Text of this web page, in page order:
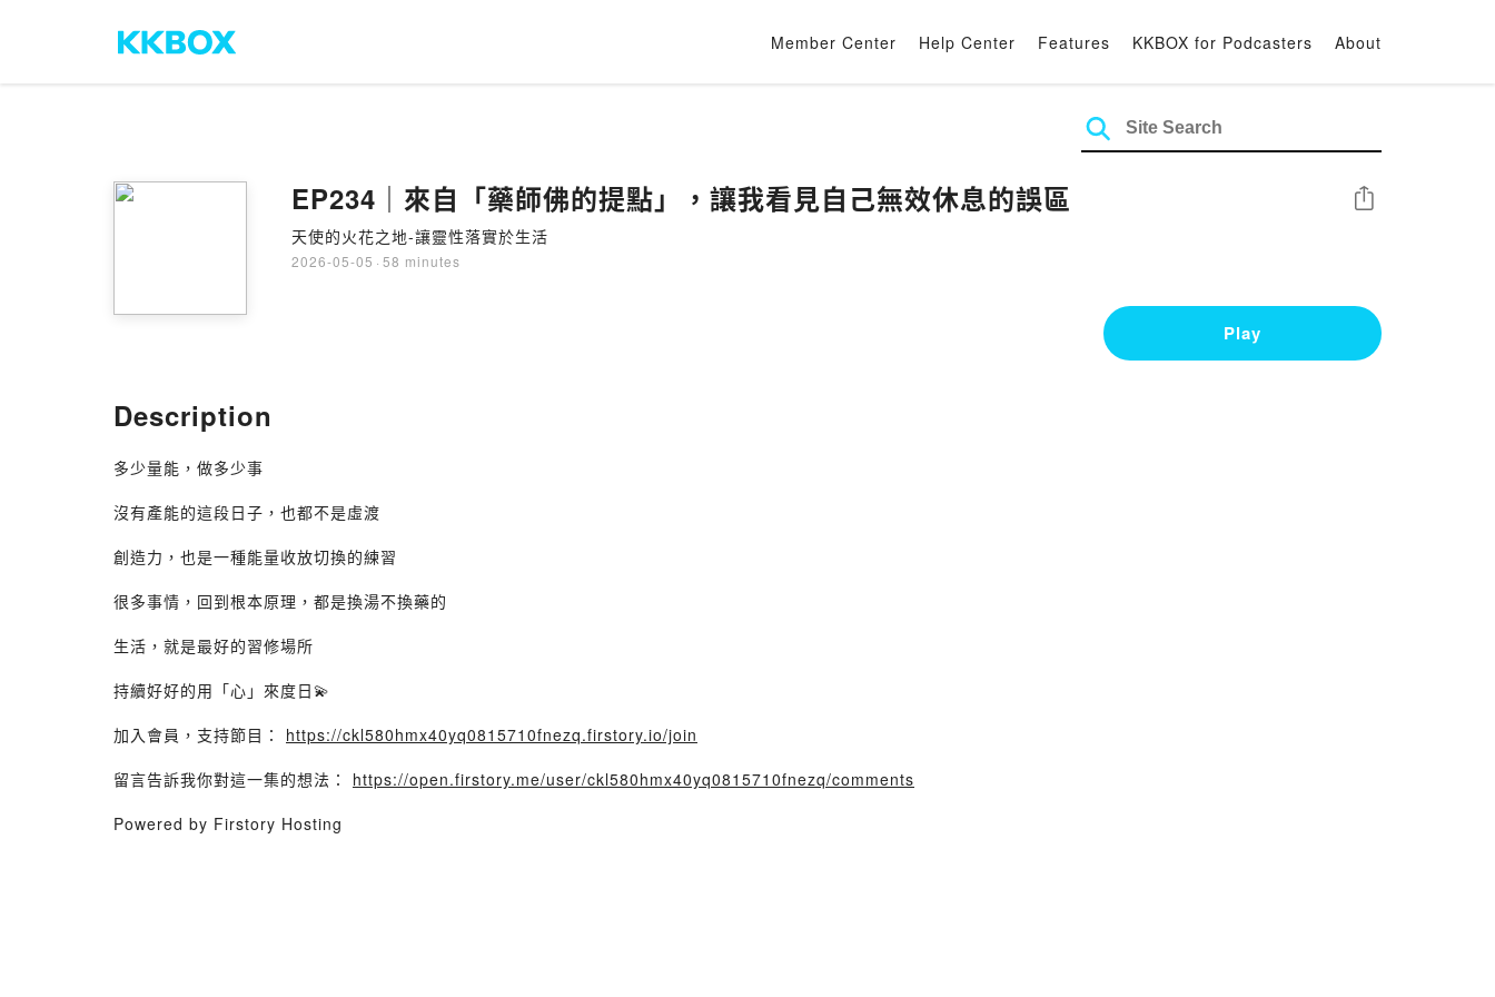
Member Center Help Center Features KKBOX for Podcasters About
EP234｜來自「藥師佛的提點」，讓我看見自己無效休息的誤區
天使的火花之地-讓靈性落實於生活
2026-05-05 · 58 minutes
Share
Play
Description
多少量能，做多少事
沒有產能的這段日子，也都不是虛渡
創造力，也是一種能量收放切換的練習
很多事情，回到根本原理，都是換湯不換藥的
生活，就是最好的習修場所
持續好好的用「心」來度日💫
加入會員，支持節目： https://ckl580hmx40yq0815710fnezq.firstory.io/join
留言告訴我你對這一集的想法： https://open.firstory.me/user/ckl580hmx40yq0815710fnezq/comments
Powered by Firstory Hosting